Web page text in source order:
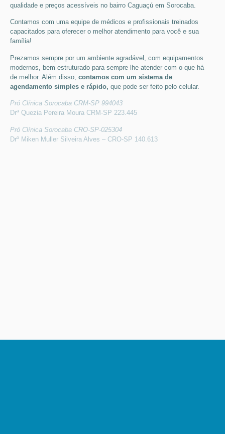
qualidade e preços acessíveis no bairro Caguaçú em Sorocaba.
Contamos com uma equipe de médicos e profissionais treinados
capacitados para oferecer o melhor atendimento para você e sua
família!
Prezamos sempre por um ambiente agradável, com equipamentos
modernos, bem estruturado para sempre lhe atender com o que há
de melhor. Além disso, contamos com um sistema de
agendamento simples e rápido, que pode ser feito pelo celular.
Pró Clínica Sorocaba CRM-SP 994043
Drª Quezia Pereira Moura CRM-SP 223.445
Pró Clínica Sorocaba CRO-SP-025304
Drº Miken Muller Silveira Alves – CRO-SP 140.613